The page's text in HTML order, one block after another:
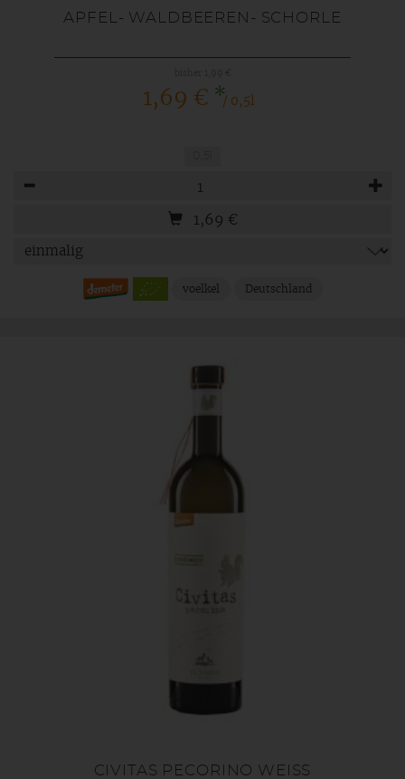
APFEL- WALDBEEREN- SCHORLE
1,69 € */ 0,5l
1,69 €
voelkel Deutschland
CIVITAS PECORINO WEISS